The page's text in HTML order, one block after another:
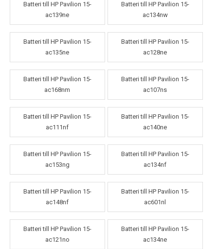
Batteri till HP Pavilion 15-
ac139ne
Batteri till HP Pavilion 15-
ac134nw
Batteri till HP Pavilion 15-
ac135ne
Batteri till HP Pavilion 15-
ac128ne
Batteri till HP Pavilion 15-
ac168nm
Batteri till HP Pavilion 15-
ac107ns
Batteri till HP Pavilion 15-
ac111nf
Batteri till HP Pavilion 15-
ac140ne
Batteri till HP Pavilion 15-
ac153ng
Batteri till HP Pavilion 15-
ac134nf
Batteri till HP Pavilion 15-
ac148nf
Batteri till HP Pavilion 15-
ac601nl
Batteri till HP Pavilion 15-
ac121no
Batteri till HP Pavilion 15-
ac134ne